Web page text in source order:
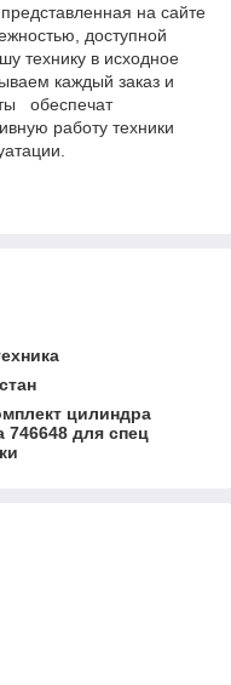
на сайте
доступной
технику в исходное
каждый заказ и
обеспечат
работу техники
цилиндра
746648 для спец